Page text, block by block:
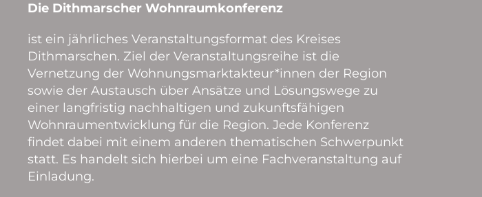
Die Dithmarscher Wohnraumkonferenz
ist ein jährliches Veranstaltungsformat des Kreises
Dithmarschen. Ziel der Veranstaltungsreihe ist die
Vernetzung der Wohnungsmarktakteur*innen der Region
sowie der Austausch über Ansätze und Lösungswege zu
einer langfristig nachhaltigen und zukunftsfähigen
Wohnraumentwicklung für die Region. Jede Konferenz
findet dabei mit einem anderen thematischen Schwerpunkt
statt. Es handelt sich hierbei um eine Fachveranstaltung auf
Einladung.